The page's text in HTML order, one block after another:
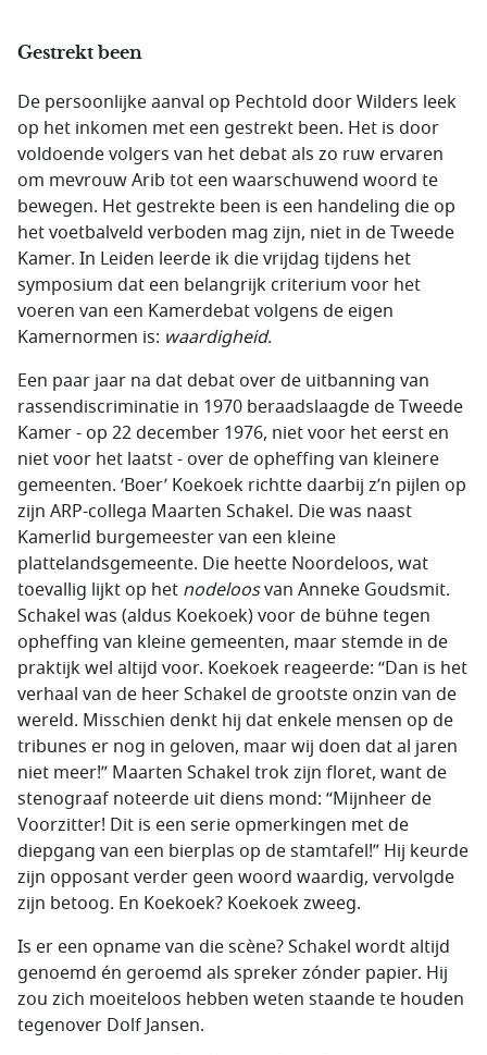
Gestrekt been
De persoonlijke aanval op Pechtold door Wilders leek
op het inkomen met een gestrekt been. Het is door
voldoende volgers van het debat als zo ruw ervaren
om mevrouw Arib tot een waarschuwend woord te
bewegen. Het gestrekte been is een handeling die op
het voetbalveld verboden mag zijn, niet in de Tweede
Kamer. In Leiden leerde ik die vrijdag tijdens het
symposium dat een belangrijk criterium voor het
voeren van een Kamerdebat volgens de eigen
Kamernormen is: waardigheid.
Een paar jaar na dat debat over de uitbanning van
rassendiscriminatie in 1970 beraadslaagde de Tweede
Kamer - op 22 december 1976, niet voor het eerst en
niet voor het laatst - over de opheffing van kleinere
gemeenten. ‘Boer’ Koekoek richtte daarbij z’n pijlen op
zijn ARP-collega Maarten Schakel. Die was naast
Kamerlid burgemeester van een kleine
plattelandsgemeente. Die heette Noordeloos, wat
toevallig lijkt op het nodeloosvan Anneke Goudsmit.
Schakel was (aldus Koekoek) voor de bühne tegen
opheffing van kleine gemeenten, maar stemde in de
praktijk wel altijd voor. Koekoek reageerde: “Dan is het
verhaal van de heer Schakel de grootste onzin van de
wereld. Misschien denkt hij dat enkele mensen op de
tribunes er nog in geloven, maar wij doen dat al jaren
niet meer!” Maarten Schakel trok zijn floret, want de
stenograaf noteerde uit diens mond: “Mijnheer de
Voorzitter! Dit is een serie opmerkingen met de
diepgang van een bierplas op de stamtafel!” Hij keurde
zijn opposant verder geen woord waardig, vervolgde
zijn betoog. En Koekoek? Koekoek zweeg.
Is er een opname van die scène? Schakel wordt altijd
genoemd én geroemd als spreker zónder papier. Hij
zou zich moeiteloos hebben weten staande te houden
tegenover Dolf Jansen.